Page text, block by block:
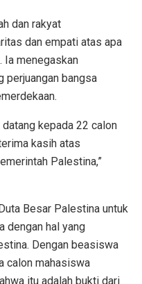
dan rakyat
dan empati atas apa
Ia menegaskan
perjuangan bangsa
kepada 22 calon
kasih atas
Palestina,”
Besar Palestina untuk
dengan hal yang
Dengan beasiswa
calon mahasiswa
itu adalah bukti dari